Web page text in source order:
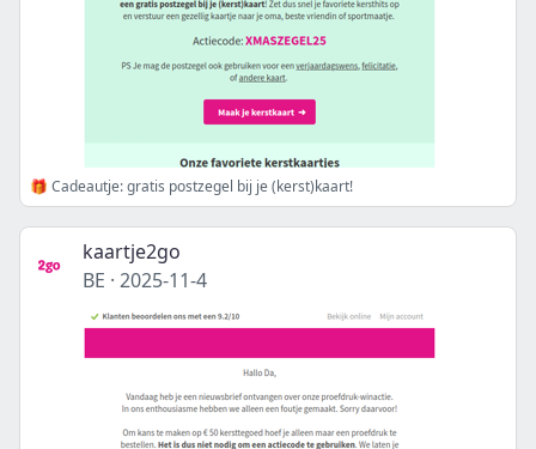
🎁 Cadeautje: gratis postzegel bij je (kerst)kaart!
kaartje2go
BE · 2025-11-4